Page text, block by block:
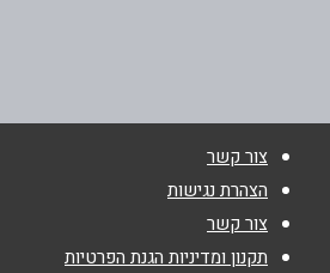
שם מלא
טלפון
צור קשר
הצהרת נגישות
צור קשר
תקנון ומדיניות הגנת הפרטיות